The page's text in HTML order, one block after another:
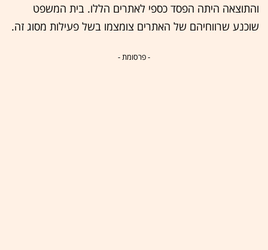
והתוצאה היתה הפסד כספי לאתרים הללו. בית המשפט
שוכנע שרווחיהם של האתרים צומצמו בשל פעילות מסוג זה.
- פרסומת -